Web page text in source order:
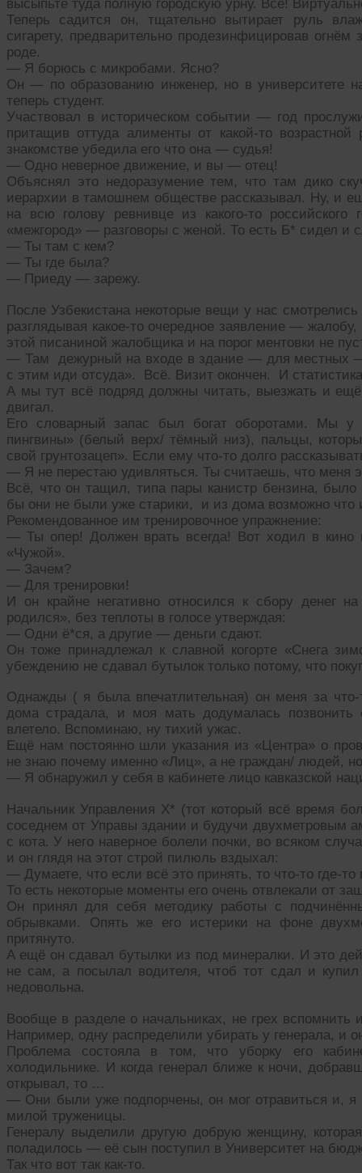
высыпьте туда полную городскую урну. Всё!
Теперь садится он, тщательно вытирает руль
сигарету, предварительно продезинфицировав
роде.
— Я борюсь с микробами. Ясно?
Он — по образованию инженер, но в университете
теперь студент.
Участвовал в историческом событии — год
притащив оттуда алименты от какой-то возрастной
знакомстве убедила его что она — судья!
— Одно неверное движение, и вы — отец!
Объяснял это недоразумение тем, что там дико
иерархии в тамошнем обществе рассказывал. Ну, и
на всю голову ревнивце из какого-то
«межгород» — разговоры с женой. То есть Б* сидел и
— Ты там с кем?
— Ты где была?
— Приеду — зарежу.
После Узбекистана некоторые вещи у нас
разглядывая какое-то очередное заявление —
этой писаниной жалобщика и на порог ментовки не
— Там дежурный на входе в здание — для местных
с этим иди отсуда». Всё. Визит окончен. И
А мы тут всё подряд должны читать, выезжать и ещё
двигал.
Его словарный запас был богат оборотами. Мы у
пингвины» (белый верх/ тёмный низ), пальцы,
свой грунтозацеп». Если ему что-то долго
— Я не перестаю удивляться. Ты считаешь, что меня
Всё, что он тащил, типа пары канистр бензина,
бы они не были уже старики, и из дома возможно что
Рекомендованное им тренировочное упражнение:
— Ты опер! Должен врать всегда! Вот ходил в кино
«Чужой».
— Зачем?
— Для тренировки!
И он крайне негативно относился к сбору денег
родился», без теплоты в голосе утверждая:
— Одни ё*ся, а другие — деньги сдают.
Он тоже принадлежал к славной когорте «Снега
убеждению не сдавал бутылок только потому, что
Однажды ( я была впечатлительная) он меня за
дома страдала, и моя мать додумалась
влетело. Вспоминаю, ну тихий ужас.
Ещё нам постоянно шли указания из «Центра» о
не знаю почему именно «Лиц», а не граждан/ людей,
— Я обнаружил у себя в кабинете лицо кавказской
Начальник Управления Х* (тот который всё время
соседнем от Управы здании и будучи двухметровым
с кота. У него наверное болели почки, во всяком
и он глядя на этот строй пилюль вздыхал:
— Думаете, что если всё это принять, то что-то где-то
То есть некоторые моменты его очень отвлекали от
Он принял для себя методику работы с
обрывками. Опять же его истерики на фоне
притянуто.
А ещё он сдавал бутылки из под минералки. И это
не сам, а посылал водителя, чтоб тот сдал и
недовольна.
Вообще в разделе о начальниках, не грех
Например, одну распределили убирать у генерала, и
Проблема состояла в том, что уборку его
холодильнике. И когда генерал ближе к ночи,
открывал, то …
— Они были уже подпорчены, он мог отравиться и,
милой труженицы.
Генералу выделили другую добрую женщину,
поладилось — её сын поступил в Университет на
Так что вот так как-то.